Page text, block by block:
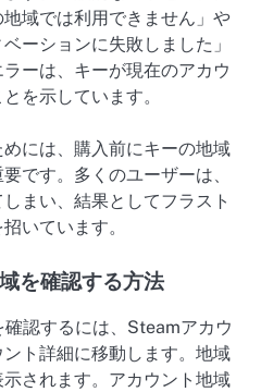
域では利用できません」や
ーションに失敗しました」
ーは、キーが現在のアカウ
を示しています。
には、購入前にキーの地域
です。多くのユーザーは、
まい、結果としてフラスト
いています。
を確認する方法
認するには、Steamアカウ
ト詳細に移動します。地域
されます。アカウント地域